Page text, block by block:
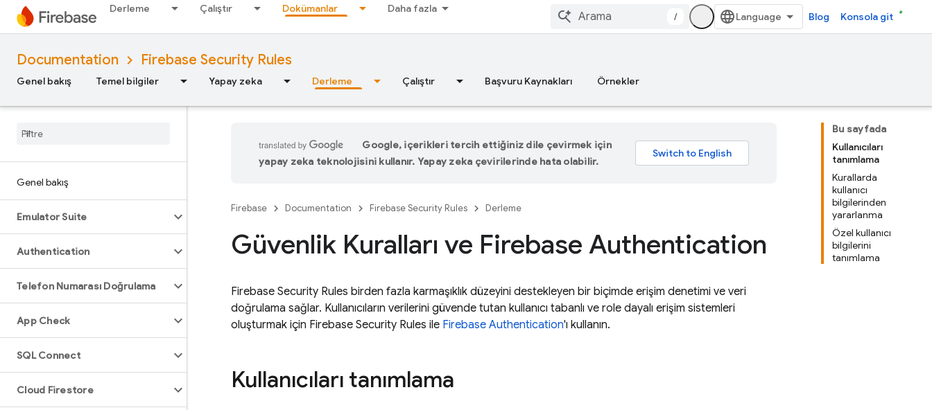
Derleme Çalıştır Dokümanlar Daha fazla
/ Blog Konsola git
Documentation Firebase Security Rules
Genel bakış Temel bilgiler Yapay zeka Derleme Çalıştır Başvuru Kaynakları Örnekler
Genel bakış
Emulator Suite
Authentication
Telefon Numarası Doğrulama
App Check
SQL Connect
Cloud Firestore
Bu sayfada
Kullanıcıları
tanımlama
Kurallarda
kullanıcı
bilgilerinden
yararlanma
Özel kullanıcı
bilgilerini
tanımlama
Google, içerikleri tercih ettiğiniz dile çevirmek için
yapay zeka teknolojisini kullanır. Yapay zeka çevirilerinde hata olabilir.
Firebase Documentation Firebase Security Rules Derleme
Güvenlik Kuralları ve Firebase Authentication
Firebase Security Rules birden fazla karmaşıklık düzeyini destekleyen bir biçimde erişim denetimi ve veri
doğrulama sağlar. Kullanıcıların verilerini güvende tutan kullanıcı tabanlı ve role dayalı erişim sistemleri
oluşturmak için Firebase Security Rules ile Firebase Authentication'ı kullanın.
Kullanıcıları tanımlama